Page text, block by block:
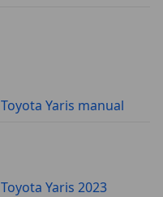
Toyota Yaris manual
Toyota Yaris 2023